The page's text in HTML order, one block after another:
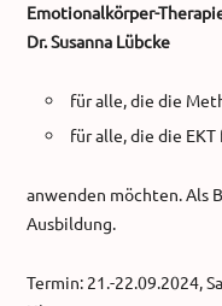
Emotionalkörper-
Dr. Susanna Lübcke
für alle, die die
für alle, die die
anwenden möchten. Als
Ausbildung.
Termin: 21.-22.09.2024,